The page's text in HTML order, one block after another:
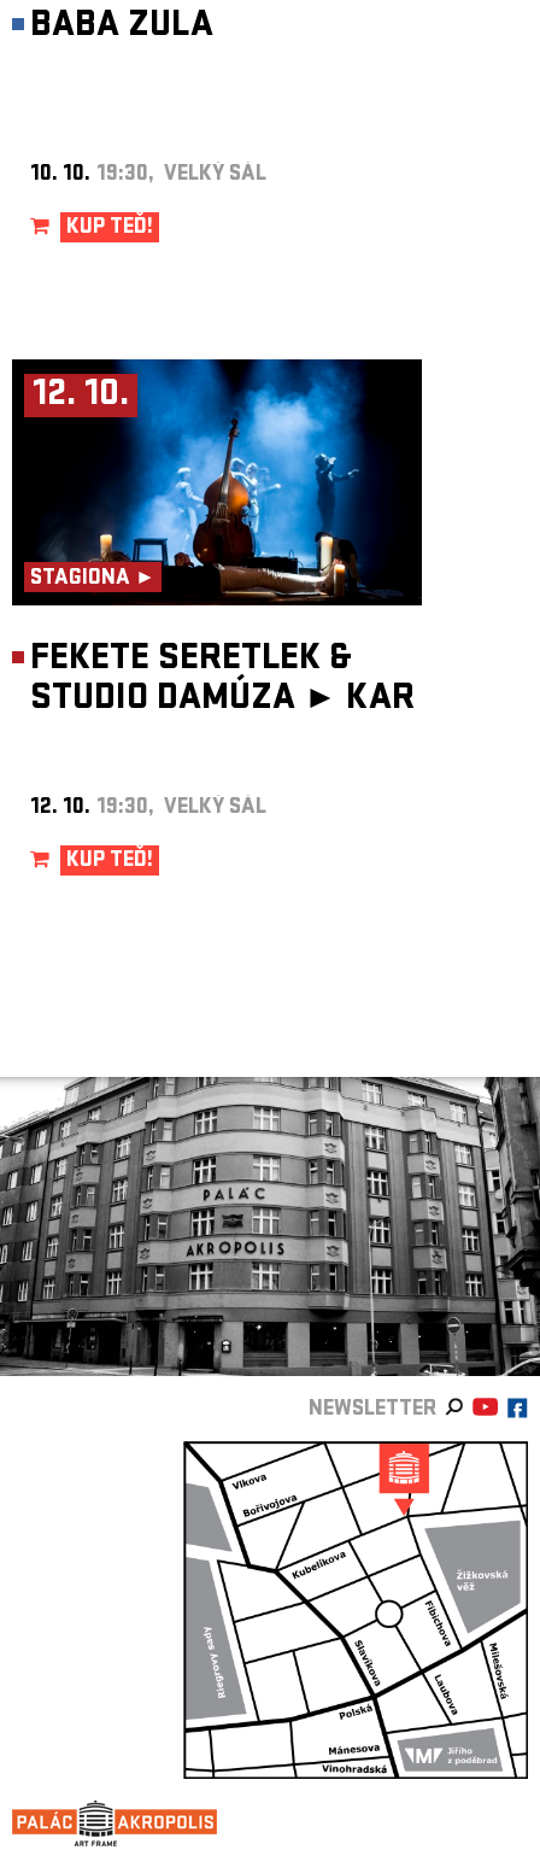
BABA ZULA
10. 10. 19:30, VELKÝ SÁL
KUP TEĎ!
12. 10.
STAGIONA ►
FEKETE SERETLEK &
STUDIO DAMÚZA ► KAR
12. 10. 19:30, VELKÝ SÁL
KUP TEĎ!
NEWSLETTER